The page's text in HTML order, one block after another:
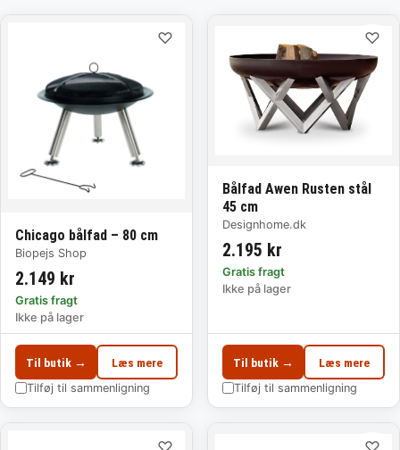
♡
Chicago bålfad – 80 cm
Biopejs Shop
2.149 kr
Gratis fragt
Ikke på lager
Til butik → Læs mere
Tilføj til sammenligning
♡
Bålfad Awen Rusten stål
45 cm
Designhome.dk
2.195 kr
Gratis fragt
Ikke på lager
Til butik → Læs mere
Tilføj til sammenligning